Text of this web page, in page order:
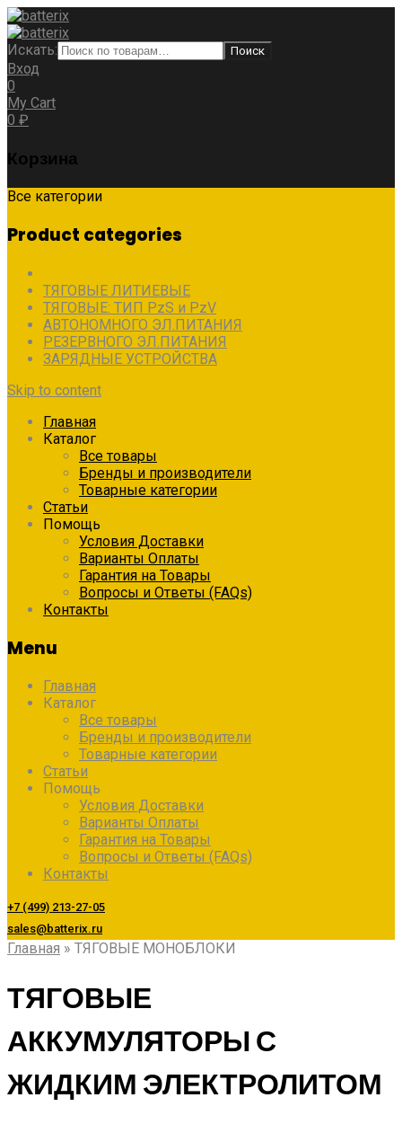
Искать: Поиск
Вход
0
My Cart
0 ₽
Корзина
Все категории
Product categories
ТЯГОВЫЕ ЛИТИЕВЫЕ
ТЯГОВЫЕ: ТИП PzS и PzV
АВТОНОМНОГО ЭЛ.ПИТАНИЯ
РЕЗЕРВНОГО ЭЛ.ПИТАНИЯ
ЗАРЯДНЫЕ УСТРОЙСТВА
Skip to content
Главная
Каталог
Все товары
Бренды и производители
Товарные категории
Статьи
Помощь
Условия Доставки
Варианты Оплаты
Гарантия на Товары
Вопросы и Ответы (FAQs)
Контакты
Menu
Главная
Каталог
Все товары
Бренды и производители
Товарные категории
Статьи
Помощь
Условия Доставки
Варианты Оплаты
Гарантия на Товары
Вопросы и Ответы (FAQs)
Контакты
+7 (499) 213-27-05
sales@batterix.ru
Главная » ТЯГОВЫЕ МОНОБЛОКИ
ТЯГОВЫЕ
АККУМУЛЯТОРЫ С
ЖИДКИМ ЭЛЕКТРОЛИТОМ